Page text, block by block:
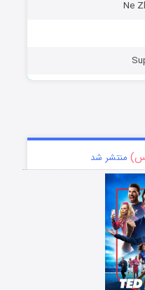
منتشر شد